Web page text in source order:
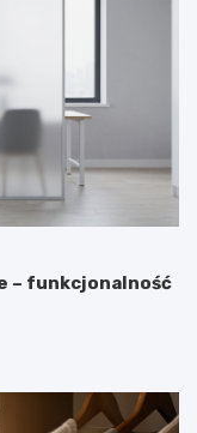
– funkcjonalność